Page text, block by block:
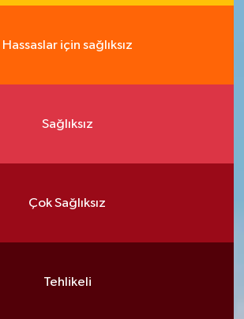
Hassaslar için sağlıksız
Sağlıksız
Çok Sağlıksız
Tehlikeli